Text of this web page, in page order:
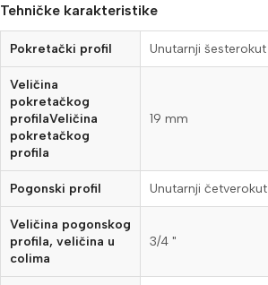
Tehničke karakteristike
Pokretački profil Unutarnji šesterokut
Veličina
pokretačkog
profilaVeličina
pokretačkog
profila
19 mm
Pogonski profil Unutarnji četverokut
Veličina pogonskog
profila, veličina u
colima
3/4 "